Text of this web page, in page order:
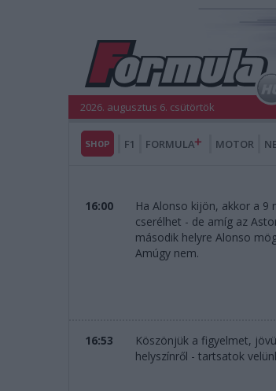
2026. augusztus 6. csütörtök
SHOP F1 FORMULA MOTOR
16:00
Ha Alonso kijön, akkor a 9
cserélhet - de amíg az
második helyre Alonso
Amúgy nem.
16:53
Köszönjük a figyelmet,
helyszínről - tartsatok